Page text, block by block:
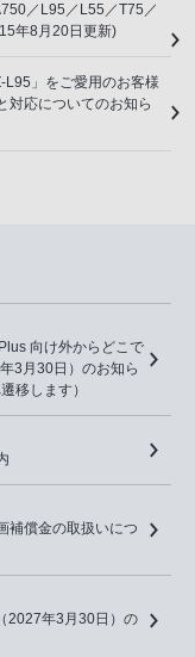
／L95／L55／T75／
年8月20日更新)
L95」をご愛用のお客様
対応についてのお知ら
向け外からどこで
3月30日）のお知ら
移します）
補償金の取扱いにつ
2027年3月30日）の